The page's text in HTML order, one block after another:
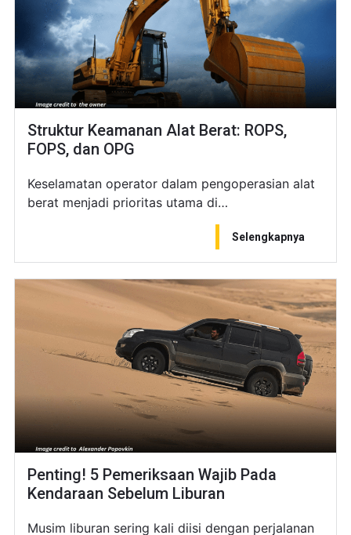
Struktur Keamanan Alat Berat: ROPS,
FOPS, dan OPG
Keselamatan operator dalam pengoperasian alat
berat menjadi prioritas utama di…
Selengkapnya
Penting! 5 Pemeriksaan Wajib Pada
Kendaraan Sebelum Liburan
Musim liburan sering kali diisi dengan perjalanan